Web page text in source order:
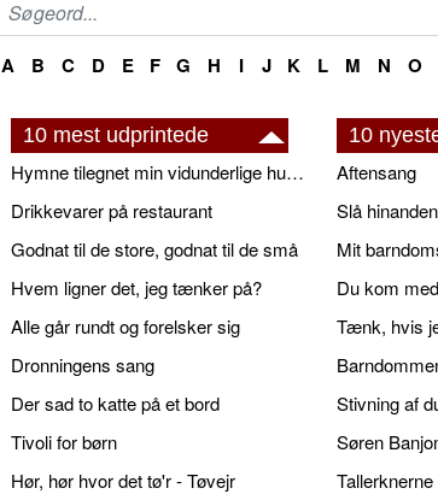
A B C D E F G H I J K L M N O
10 mest udprintede
Hymne tilegnet min vidunderlige husbond
Drikkevarer på restaurant
Godnat til de store, godnat til de små
Hvem ligner det, jeg tænker på?
Alle går rundt og forelsker sig
Dronningens sang
Der sad to katte på et bord
Tivoli for børn
Hør, hør hvor det tø'r - Tøvejr
10
Aftensang
Slå
Mit
Du kom
Tænk, hvis
Stivning af
Søren